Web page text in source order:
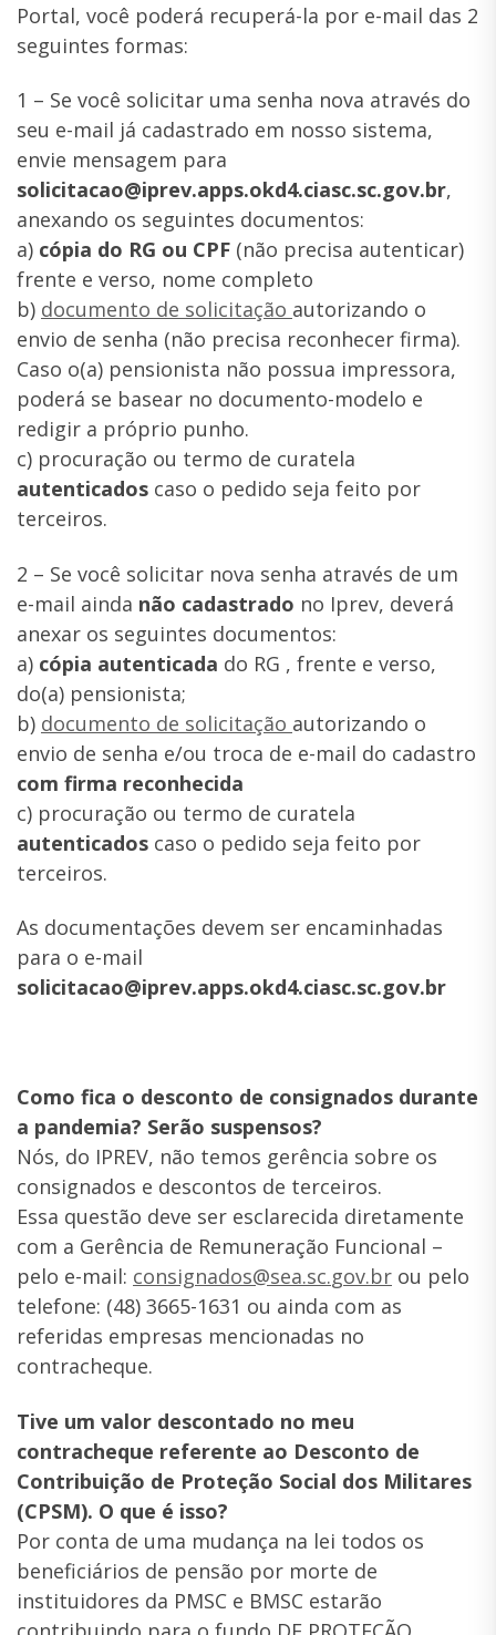
Portal, você poderá recuperá-la por e-mail das 2
seguintes formas:
1 – Se você solicitar uma senha nova através do
seu e-mail já cadastrado em nosso sistema,
envie mensagem para
solicitacao@iprev.apps.okd4.ciasc.sc.gov.br,
anexando os seguintes documentos:
a) cópia do RG ou CPF (não precisa autenticar)
frente e verso, nome completo
b) documento de solicitação autorizando o
envio de senha (não precisa reconhecer firma).
Caso o(a) pensionista não possua impressora,
poderá se basear no documento-modelo e
redigir a próprio punho.
c) procuração ou termo de curatela
autenticados caso o pedido seja feito por
terceiros.
2 – Se você solicitar nova senha através de um
e-mail ainda não cadastrado no Iprev, deverá
anexar os seguintes documentos:
a) cópia autenticada do RG , frente e verso,
do(a) pensionista;
b) documento de solicitação autorizando o
envio de senha e/ou troca de e-mail do cadastro
com firma reconhecida
c) procuração ou termo de curatela
autenticados caso o pedido seja feito por
terceiros.
As documentações devem ser encaminhadas
para o e-mail
solicitacao@iprev.apps.okd4.ciasc.sc.gov.br
Como fica o desconto de consignados durante
a pandemia? Serão suspensos?
Nós, do IPREV, não temos gerência sobre os
consignados e descontos de terceiros.
Essa questão deve ser esclarecida diretamente
com a Gerência de Remuneração Funcional –
pelo e-mail: consignados@sea.sc.gov.br ou pelo
telefone: (48) 3665-1631 ou ainda com as
referidas empresas mencionadas no
contracheque.
Tive um valor descontado no meu
contracheque referente ao Desconto de
Contribuição de Proteção Social dos Militares
(CPSM). O que é isso?
Por conta de uma mudança na lei todos os
beneficiários de pensão por morte de
instituidores da PMSC e BMSC estarão